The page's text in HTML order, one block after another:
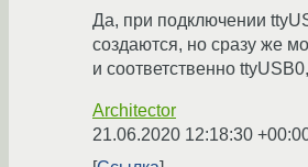
Да, при подключении
создаются, но сразу же
и соответственно
Architector
21.06.2020 12:18:30